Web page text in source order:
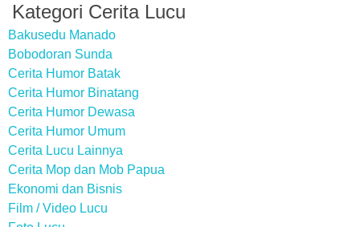
Kategori Cerita Lucu
Bakusedu Manado
Bobodoran Sunda
Cerita Humor Batak
Cerita Humor Binatang
Cerita Humor Dewasa
Cerita Humor Umum
Cerita Lucu Lainnya
Cerita Mop dan Mob Papua
Ekonomi dan Bisnis
Film / Video Lucu